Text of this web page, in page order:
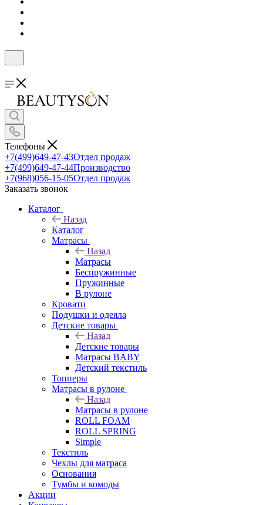
Телефоны
+7(499)649-47-43Отдел продаж
+7(499)649-47-44Производство
+7(968)056-15-05Отдел продаж
Заказать звонок
Каталог
Назад
Каталог
Матрасы
Назад
Матрасы
Беспружинные
Пружинные
В рулоне
Кровати
Подушки и одеяла
Детские товары
Назад
Детские товары
Матрасы BABY
Детский текстиль
Топперы
Матрасы в рулоне
Назад
Матрасы в рулоне
ROLL FOAM
ROLL SPRING
Simple
Текстиль
Чехлы для матраса
Основания
Тумбы и комоды
Акции